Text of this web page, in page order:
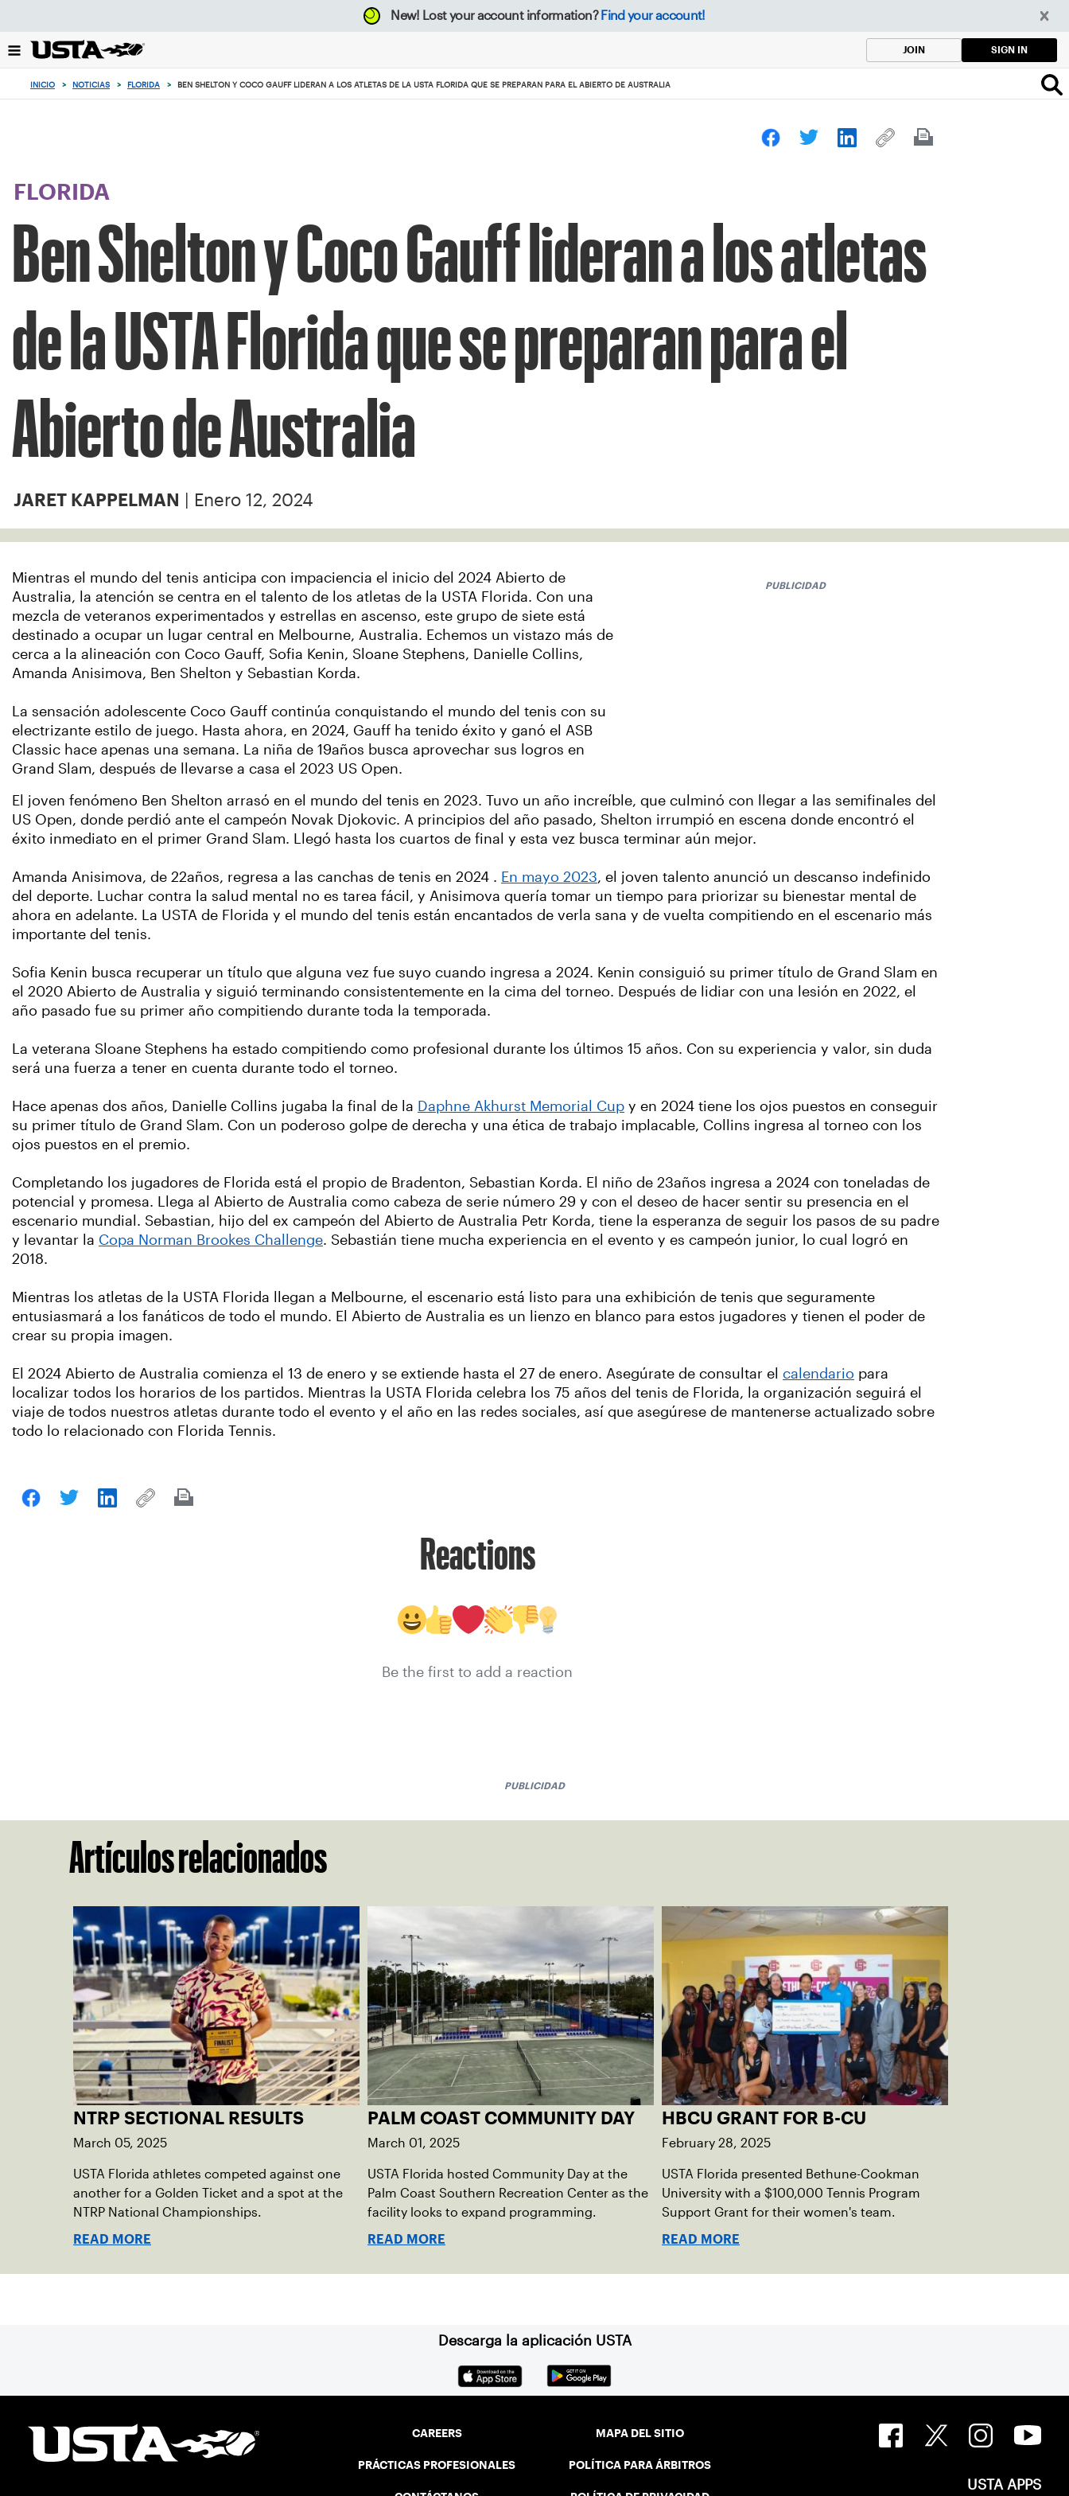
el
botón
New! Lost your account information? Find your account!
JOIN SIGN IN
INICIO > NOTICIAS > FLORIDA > BEN SHELTON Y COCO GAUFF LIDERAN A LOS ATLETAS DE LA USTA FLORIDA QUE SE PREPARAN PARA EL ABIERTO DE AUSTRALIA
FLORIDA
Ben Shelton y Coco Gauff lideran a los atletas
de la USTA Florida que se preparan para el
Abierto de Australia
JARET KAPPELMAN | Enero 12, 2024
Mientras el mundo del tenis anticipa con impaciencia el inicio del 2024 Abierto de
Australia, la atención se centra en el talento de los atletas de la USTA Florida. Con una
mezcla de veteranos experimentados y estrellas en ascenso, este grupo de siete está
destinado a ocupar un lugar central en Melbourne, Australia. Echemos un vistazo más de
cerca a la alineación con Coco Gauff, Sofia Kenin, Sloane Stephens, Danielle Collins,
Amanda Anisimova, Ben Shelton y Sebastian Korda.
La sensación adolescente Coco Gauff continúa conquistando el mundo del tenis con su
electrizante estilo de juego. Hasta ahora, en 2024, Gauff ha tenido éxito y ganó el ASB
Classic hace apenas una semana. La niña de 19años busca aprovechar sus logros en
Grand Slam, después de llevarse a casa el 2023 US Open.
PUBLICIDAD
El joven fenómeno Ben Shelton arrasó en el mundo del tenis en 2023. Tuvo un año increíble, que culminó con llegar a las semifinales del
US Open, donde perdió ante el campeón Novak Djokovic. A principios del año pasado, Shelton irrumpió en escena donde encontró el
éxito inmediato en el primer Grand Slam. Llegó hasta los cuartos de final y esta vez busca terminar aún mejor.
Amanda Anisimova, de 22años, regresa a las canchas de tenis en 2024 . En mayo 2023, el joven talento anunció un descanso indefinido
del deporte. Luchar contra la salud mental no es tarea fácil, y Anisimova quería tomar un tiempo para priorizar su bienestar mental de
ahora en adelante. La USTA de Florida y el mundo del tenis están encantados de verla sana y de vuelta compitiendo en el escenario más
importante del tenis.
Sofia Kenin busca recuperar un título que alguna vez fue suyo cuando ingresa a 2024. Kenin consiguió su primer título de Grand Slam en
el 2020 Abierto de Australia y siguió terminando consistentemente en la cima del torneo. Después de lidiar con una lesión en 2022, el
año pasado fue su primer año compitiendo durante toda la temporada.
La veterana Sloane Stephens ha estado compitiendo como profesional durante los últimos 15 años. Con su experiencia y valor, sin duda
será una fuerza a tener en cuenta durante todo el torneo.
Hace apenas dos años, Danielle Collins jugaba la final de la Daphne Akhurst Memorial Cup y en 2024 tiene los ojos puestos en conseguir
su primer título de Grand Slam. Con un poderoso golpe de derecha y una ética de trabajo implacable, Collins ingresa al torneo con los
ojos puestos en el premio.
Completando los jugadores de Florida está el propio de Bradenton, Sebastian Korda. El niño de 23años ingresa a 2024 con toneladas de
potencial y promesa. Llega al Abierto de Australia como cabeza de serie número 29 y con el deseo de hacer sentir su presencia en el
escenario mundial. Sebastian, hijo del ex campeón del Abierto de Australia Petr Korda, tiene la esperanza de seguir los pasos de su padre
y levantar la Copa Norman Brookes Challenge. Sebastián tiene mucha experiencia en el evento y es campeón junior, lo cual logró en
2018.
Mientras los atletas de la USTA Florida llegan a Melbourne, el escenario está listo para una exhibición de tenis que seguramente
entusiasmará a los fanáticos de todo el mundo. El Abierto de Australia es un lienzo en blanco para estos jugadores y tienen el poder de
crear su propia imagen.
El 2024 Abierto de Australia comienza el 13 de enero y se extiende hasta el 27 de enero. Asegúrate de consultar el calendario para
localizar todos los horarios de los partidos. Mientras la USTA Florida celebra los 75 años del tenis de Florida, la organización seguirá el
viaje de todos nuestros atletas durante todo el evento y el año en las redes sociales, así que asegúrese de mantenerse actualizado sobre
todo lo relacionado con Florida Tennis.
Reactions
Be the first to add a reaction
PUBLICIDAD
Artículos relacionados
NTRP SECTIONAL RESULTS
March 05, 2025
USTA Florida athletes competed against one
another for a Golden Ticket and a spot at the
NTRP National Championships.
READ MORE
PALM COAST COMMUNITY DAY
March 01, 2025
USTA Florida hosted Community Day at the
Palm Coast Southern Recreation Center as the
facility looks to expand programming.
READ MORE
HBCU GRANT FOR B-CU
February 28, 2025
USTA Florida presented Bethune-Cookman
University with a $100,000 Tennis Program
Support Grant for their women's team.
READ MORE
Descarga la aplicación USTA
CAREERS
PRÁCTICAS PROFESIONALES
MAPA DEL SITIO
POLÍTICA PARA ÁRBITROS
USTA APPS